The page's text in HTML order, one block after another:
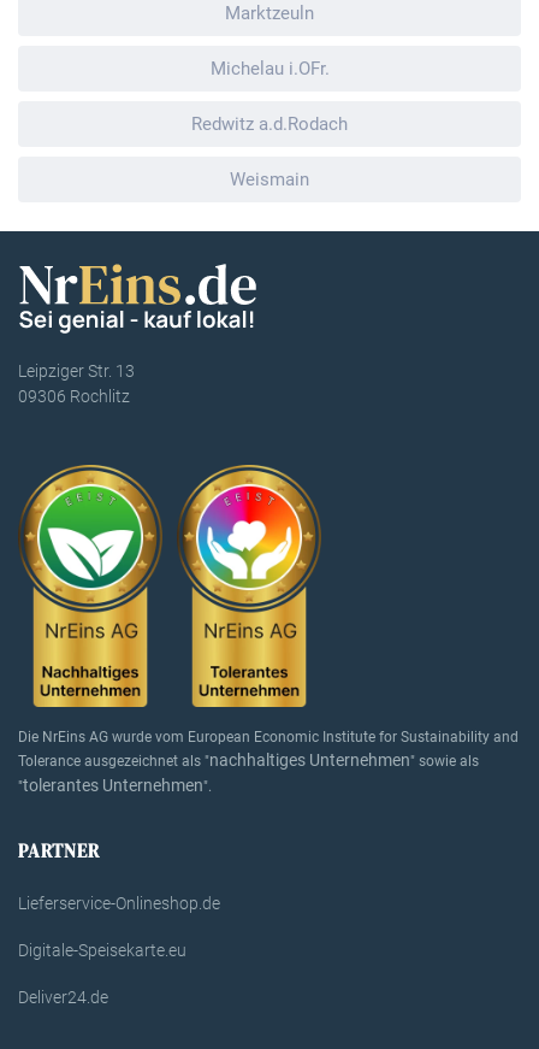
Marktzeuln
Michelau i.OFr.
Redwitz a.d.Rodach
Weismain
Leipziger Str. 13
09306 Rochlitz
Die NrEins AG wurde vom European Economic Institute for Sustainability and
Tolerance ausgezeichnet als "nachhaltiges Unternehmen" sowie als
"tolerantes Unternehmen".
PARTNER
Lieferservice-Onlineshop.de
Digitale-Speisekarte.eu
Deliver24.de